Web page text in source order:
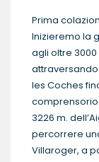
Prima
Inizieremo la
agli oltre
les Coches
comprensorio
3226 m.
percorrere
Villaroger, a